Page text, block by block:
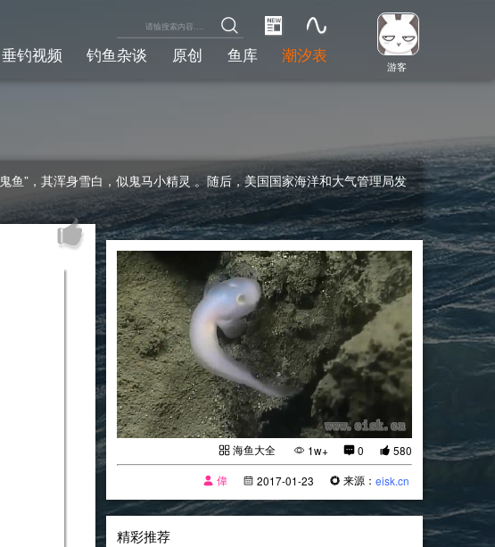
游客
垂钓视频 钓鱼杂谈 原创 鱼库 潮汐表
”，其浑身雪白，似鬼马小精灵 。随后，美国国家海洋和大气管理局发
海鱼大全 1w+ 0
580
偉
2017-01-23 来源：eisk.cn
精彩推荐